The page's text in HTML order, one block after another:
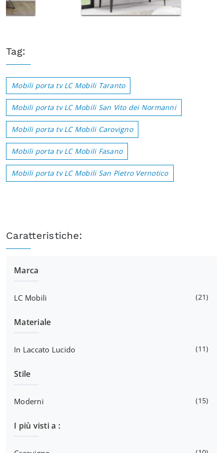
Tag:
Mobili porta tv LC Mobili Taranto
Mobili porta tv LC Mobili San Vito dei Normanni
Mobili porta tv LC Mobili Carovigno
Mobili porta tv LC Mobili Fasano
Mobili porta tv LC Mobili San Pietro Vernotico
Caratteristiche:
Marca
LC Mobili 21
Materiale
In Laccato Lucido 11
Stile
Moderni 15
I più visti a :